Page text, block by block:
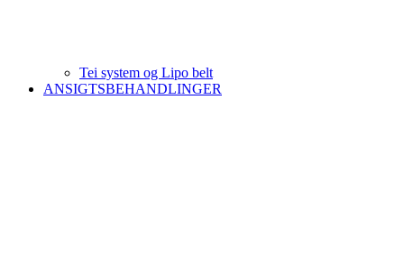
Tei system og Lipo belt
ANSIGTSBEHANDLINGER